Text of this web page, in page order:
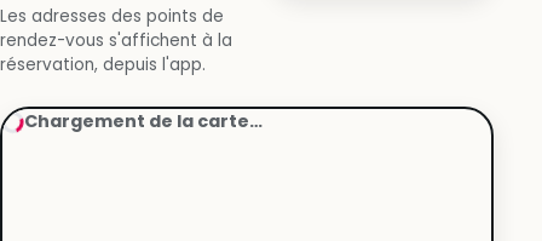
Les adresses des points de
rendez-vous s'affichent à la
réservation, depuis l'app.
Chargement de la carte…